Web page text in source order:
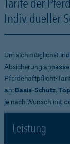
Tarife der
Individueller
Um sich möglichst
Absicherung
Pferdehaftpflicht-
an: Basis-Schutz,
je nach Wunsch mit
Leistung